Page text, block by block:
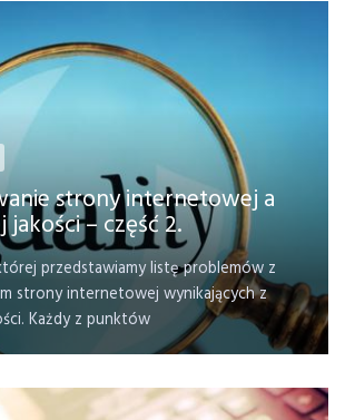
strony internetowej a
jakości – część 2.
przedstawiamy listę problemów z
strony internetowej wynikających z
Każdy z punktów